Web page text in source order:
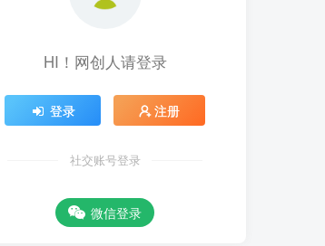
HI！网创人请登录
登录 注册
社交账号登录
微信登录